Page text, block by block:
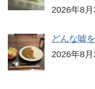
2026年8月
どんな嘘
2026年8月